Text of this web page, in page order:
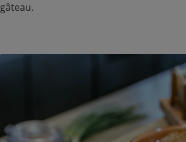
gâteau.